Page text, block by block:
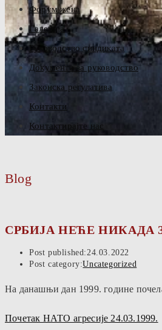
Форум жена
Галерија
Руководство синдиката
Документа за руководство
Законска регулатива
Контакти
Контактирајте нас
Blog
СРБИЈА НЕЋЕ НИКАДА
Post published:24.03.2022
Post category:Uncategorized
На данашњи дан 1999. године
Почетак НАТО агресије 24.03.1999.